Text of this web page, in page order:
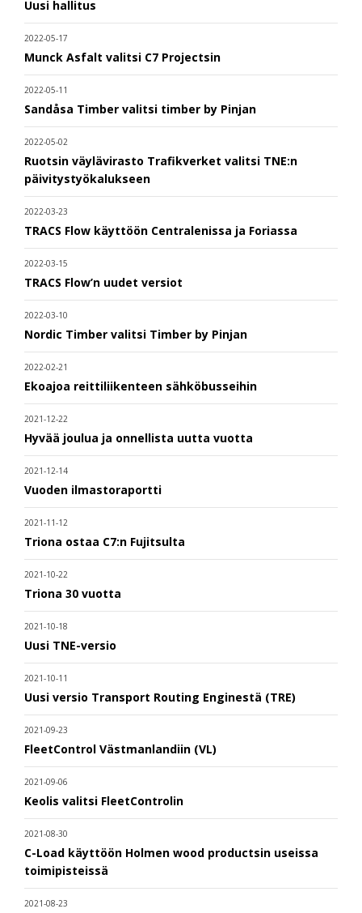
Uusi hallitus
2022-05-17
Munck Asfalt valitsi C7 Projectsin
2022-05-11
Sandåsa Timber valitsi timber by Pinjan
2022-05-02
Ruotsin väylävirasto Trafikverket valitsi TNE:n
päivitystyökalukseen
2022-03-23
TRACS Flow käyttöön Centralenissa ja Foriassa
2022-03-15
TRACS Flow’n uudet versiot
2022-03-10
Nordic Timber valitsi Timber by Pinjan
2022-02-21
Ekoajoa reittiliikenteen sähköbusseihin
2021-12-22
Hyvää joulua ja onnellista uutta vuotta
2021-12-14
Vuoden ilmastoraportti
2021-11-12
Triona ostaa C7:n Fujitsulta
2021-10-22
Triona 30 vuotta
2021-10-18
Uusi TNE-versio
2021-10-11
Uusi versio Transport Routing Enginestä (TRE)
2021-09-23
FleetControl Västmanlandiin (VL)
2021-09-06
Keolis valitsi FleetControlin
2021-08-30
C-Load käyttöön Holmen wood productsin useissa
toimipisteissä
2021-08-23